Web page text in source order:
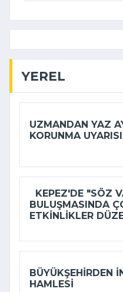
YEREL
UZMANDAN YAZ
KORUNMA UYARISI
KEPEZ'DE "SÖZ
BULUŞMASINDA
ETKINLIKLER
BÜYÜKŞEHIRDEN
HAMLESI